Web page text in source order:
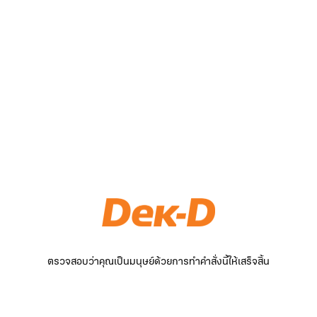
ตรวจสอบว่าคุณเป็นมนุษย์ด้วยการทำคำสั่งนี้ให้เสร็จสิ้น